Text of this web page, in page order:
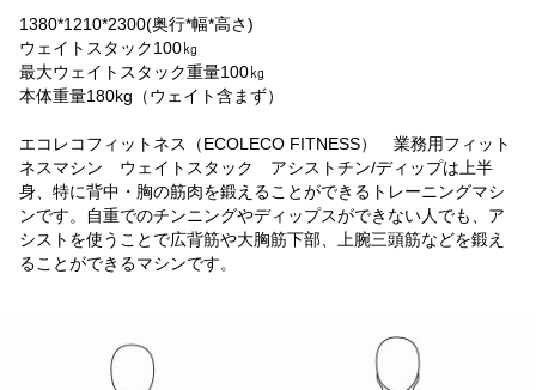
1380*1210*2300(奥行*幅*高さ)
ウェイトスタック100㎏
最大ウェイトスタック重量100㎏
本体重量180kg（ウェイト含まず）
エコレコフィットネス（ECOLECO FITNESS） 業務用フィット
ネスマシン ウェイトスタック アシストチン/ディップは上半
身、特に背中・胸の筋肉を鍛えることができるトレーニングマシ
ンです。自重でのチンニングやディップスができない人でも、ア
シストを使うことで広背筋や大胸筋下部、上腕三頭筋などを鍛え
ることができるマシンです。